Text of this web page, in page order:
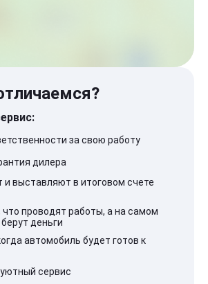
за свою работу
дилера
выставляют в итоговом счете
проводят работы, а на самом
деньги
автомобиль будет готов к
сервис